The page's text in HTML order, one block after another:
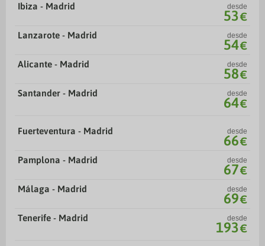
Ibiza - Madrid desde
53€
Lanzarote - Madrid desde
54€
Alicante - Madrid desde
58€
Santander - Madrid desde
64€
Fuerteventura - Madrid desde
66€
Pamplona - Madrid desde
67€
Málaga - Madrid desde
69€
Tenerife - Madrid desde
193€